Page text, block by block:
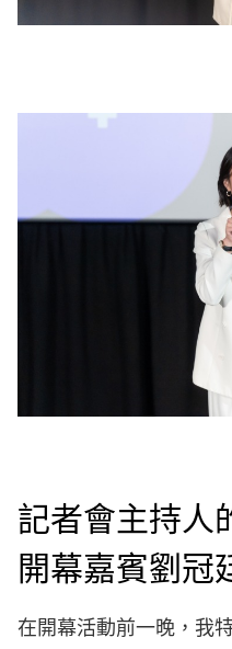
記者會主持人
開幕嘉賓劉冠
在開幕活動前一晚，我